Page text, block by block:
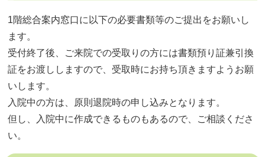
1階総合案内窓口に以下の必要書類等のご提出をお願いし
ます。
受付終了後、ご来院での受取りの方には書類預り証兼引換
証をお渡ししますので、受取時にお持ち頂きますようお願
いします。
入院中の方は、原則退院時の申し込みとなります。
但し、入院中に作成できるものもあるので、ご相談くださ
い。